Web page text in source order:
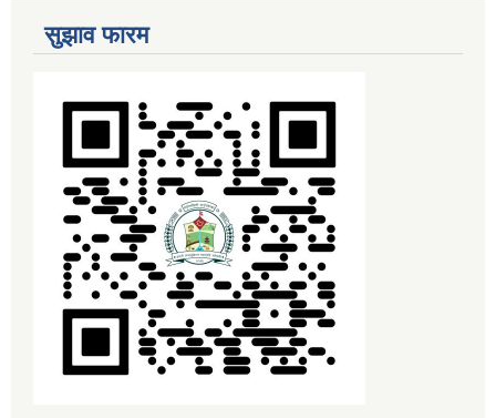
सुझाव फारम